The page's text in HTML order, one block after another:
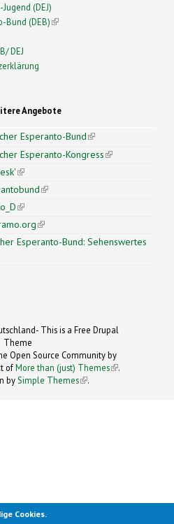
(DEJ)
Bund (DEB)(link is external)
DEJ
Angebote
Esperanto-Bund(link is
external)
Esperanto-Kongress(link is
(link is external)
(link is external)
(link is external)
(link is external)
Esperanto-Bund: Sehenswertes
This is a Free Drupal
Theme
Open Source Community by
ofMore than (just) Themes (link is
.
by Simple Themes
(link is
.
Cookies.